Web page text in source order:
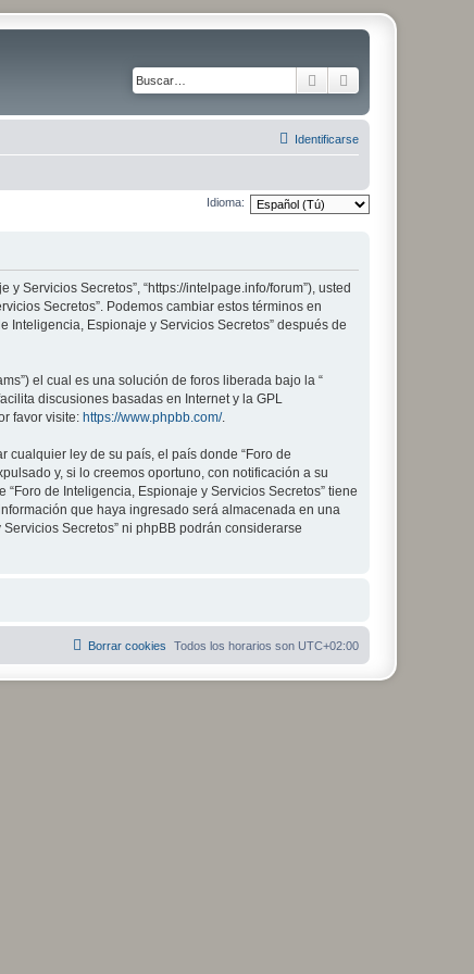
Buscar
Identificarse
Idioma:
Servicios Secretos”, “https://intelpage.info/forum”), usted
Secretos”. Podemos cambiar estos términos en
Espionaje y Servicios Secretos” después de
el cual es una solución de foros liberada bajo la “
discusiones basadas en Internet y la GPL
favor visite: https://www.phpbb.com/.
ley de su país, el país donde “Foro de
y, si lo creemos oportuno, con notificación a su
de Inteligencia, Espionaje y Servicios Secretos” tiene
que haya ingresado será almacenada en una
Secretos” ni phpBB podrán considerarse
Todos los horarios son UTC+02:00
Borrar cookies